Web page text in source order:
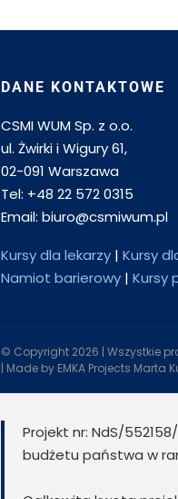
DANE KONTAKTOWE
CSMI WUM Sp. z o.o.
ul. Żwirki i Wigury 61,
02-091 Warszawa
Tel: +48 22 572 0315
Email: biuro@csmiwum.pl
Kursy dla lekarzy | Kursy
Namiot barierowy | Kursy
© Copyright 2026 | Wszystkie
| Made by EMKA Projects Marta
Projekt nr: NdS/
budżetu państwa w